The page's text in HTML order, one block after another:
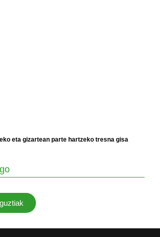
eta gizartean parte hartzeko tresna gisa